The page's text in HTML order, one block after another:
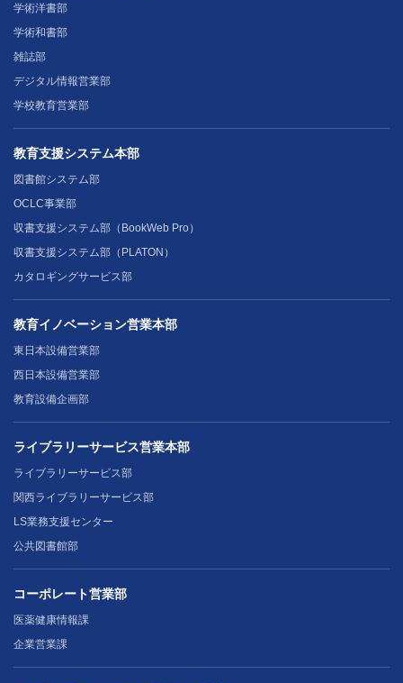
学術洋書部
学術和書部
雑誌部
デジタル情報営業部
学校教育営業部
教育支援システム本部
図書館システム部
OCLC事業部
収書支援システム部（BookWeb Pro）
収書支援システム部（PLATON）
カタロギングサービス部
教育イノベーション営業本部
東日本設備営業部
西日本設備営業部
教育設備企画部
ライブラリーサービス営業本部
ライブラリーサービス部
関西ライブラリーサービス部
LS業務支援センター
公共図書館部
コーポレート営業部
医薬健康情報課
企業営業課